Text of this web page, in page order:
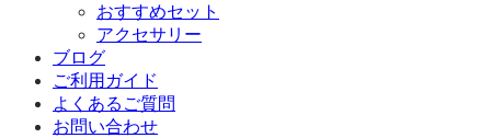
おすすめセット
アクセサリー
ブログ
ご利用ガイド
よくあるご質問
お問い合わせ